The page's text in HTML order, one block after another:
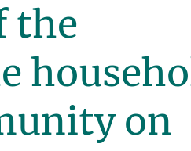
the
on